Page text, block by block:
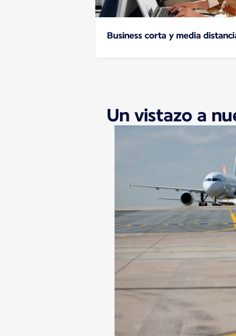
Business corta y media
Un vistazo a